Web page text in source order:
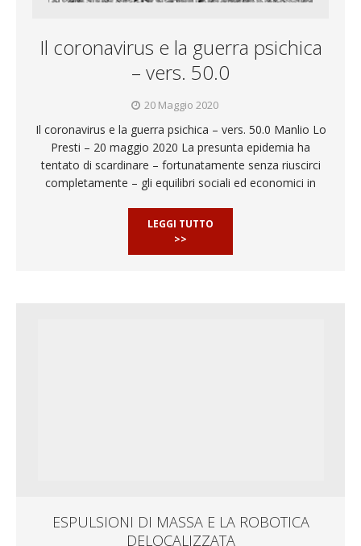
Il coronavirus e la guerra psichica
– vers. 50.0
20 Maggio 2020
Il coronavirus e la guerra psichica – vers. 50.0 Manlio Lo
Presti – 20 maggio 2020 La presunta epidemia ha
tentato di scardinare – fortunatamente senza riuscirci
completamente – gli equilibri sociali ed economici in
LEGGI TUTTO
>>
ESPULSIONI DI MASSA E LA ROBOTICA
DELOCALIZZATA